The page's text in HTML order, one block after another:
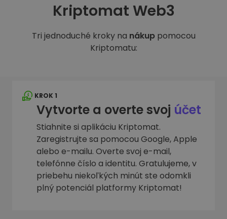
Kriptomat Web3
Tri jednoduché kroky na nákup pomocou
Kriptomatu:
KROK 1
Vytvorte a overte svoj účet
Stiahnite si aplikáciu Kriptomat.
Zaregistrujte sa pomocou Google, Apple
alebo e-mailu. Overte svoj e-mail,
telefónne číslo a identitu. Gratulujeme, v
priebehu niekoľkých minút ste odomkli
plný potenciál platformy Kriptomat!